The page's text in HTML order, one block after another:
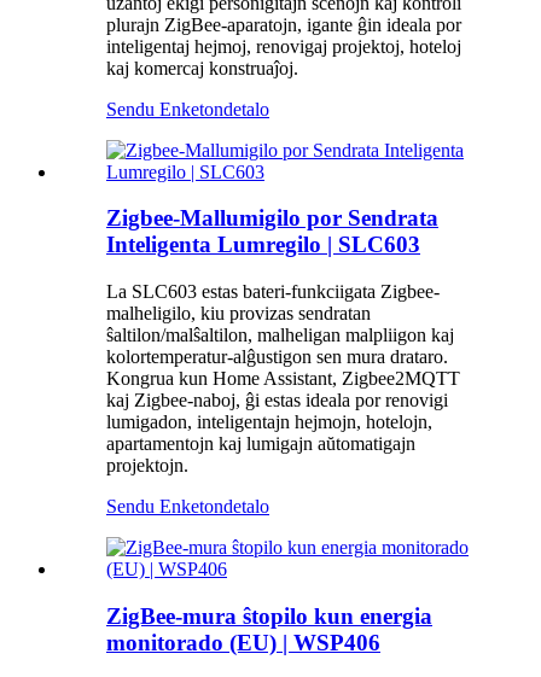
plurajn ZigBee-aparatojn, igante ĝin ideala por
inteligentaj hejmoj, renovigaj projektoj, hoteloj
kaj komercaj konstruaĵoj.
Sendu Enketondetalo
Zigbee-Mallumigilo por Sendrata
Inteligenta Lumregilo | SLC603
La SLC603 estas bateri-funkciigata Zigbee-
malheligilo, kiu provizas sendratan
ŝaltilon/malŝaltilon, malheligan malpliigon kaj
kolortemperatur-alĝustigon sen mura drataro.
Kongrua kun Home Assistant, Zigbee2MQTT
kaj Zigbee-naboj, ĝi estas ideala por renovigi
lumigadon, inteligentajn hejmojn, hotelojn,
apartamentojn kaj lumigajn aŭtomatigajn
projektojn.
Sendu Enketondetalo
ZigBee-mura ŝtopilo kun energia
monitorado (EU) | WSP406